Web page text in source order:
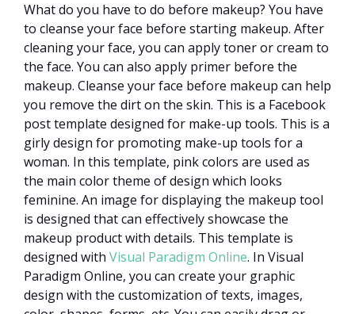
What do you have to do before makeup? You have
to cleanse your face before starting makeup. After
cleaning your face, you can apply toner or cream to
the face. You can also apply primer before the
makeup. Cleanse your face before makeup can help
you remove the dirt on the skin. This is a Facebook
post template designed for make-up tools. This is a
girly design for promoting make-up tools for a
woman. In this template, pink colors are used as
the main color theme of design which looks
feminine. An image for displaying the makeup tool
is designed that can effectively showcase the
makeup product with details. This template is
designed with Visual Paradigm Online. In Visual
Paradigm Online, you can create your graphic
design with the customization of texts, images,